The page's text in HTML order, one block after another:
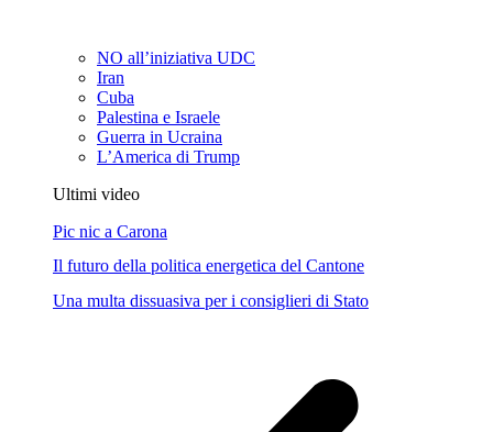
NO all’iniziativa UDC
Iran
Cuba
Palestina e Israele
Guerra in Ucraina
L’America di Trump
Ultimi video
Pic nic a Carona
Il futuro della politica energetica del Cantone
Una multa dissuasiva per i consiglieri di Stato